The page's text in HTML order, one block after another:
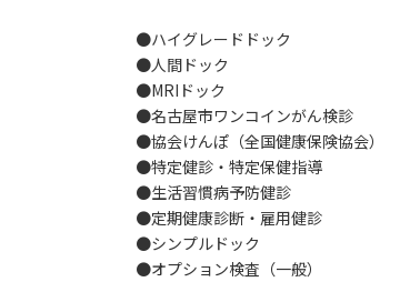
●ハイグレードドック
●人間ドック
●MRIドック
●名古屋市ワンコインがん検診
●協会けんぽ（全国健康保険協会）
●特定健診・特定保健指導
●生活習慣病予防健診
●定期健康診断・雇用健診
●シンプルドック
●オプション検査（一般）